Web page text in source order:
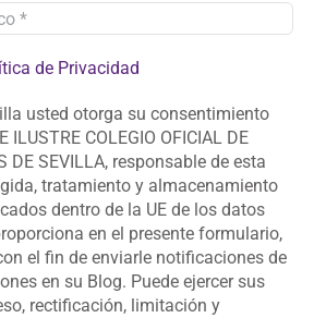
de Privacidad
usted otorga su consentimiento
ILUSTRE COLEGIO OFICIAL DE
DE SEVILLA, responsable de esta
tratamiento y almacenamiento
dentro de la UE de los datos
en el presente formulario,
el fin de enviarle notificaciones de
en su Blog. Puede ejercer sus
rectificación, limitación y